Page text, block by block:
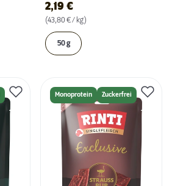
2,19 €
(43,80 € / kg)
50 g
Monoprotein Zuckerfrei